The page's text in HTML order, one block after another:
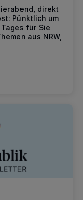
direkt
Pünktlich um
für Sie
aus NRW,